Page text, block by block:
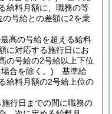
給料月額に、職務の等
号給との差額に2を乗
高の号給を超える給料
に対応する施行日にお
の号給の2号給以上下位
合を除く。) 基準給
給料月額の2号給上位の
行日までの間に職務の